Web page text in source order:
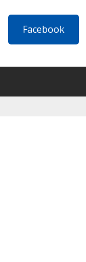
Facebook